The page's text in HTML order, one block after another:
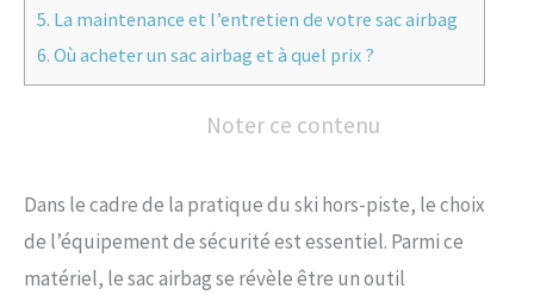
5. La maintenance et l’entretien de votre sac airbag
6. Où acheter un sac airbag et à quel prix ?
Noter ce contenu
Dans le cadre de la pratique du ski hors-piste, le choix
de l’équipement de sécurité est essentiel. Parmi ce
matériel, le sac airbag se révèle être un outil